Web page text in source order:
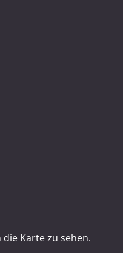
Karte zu sehen.